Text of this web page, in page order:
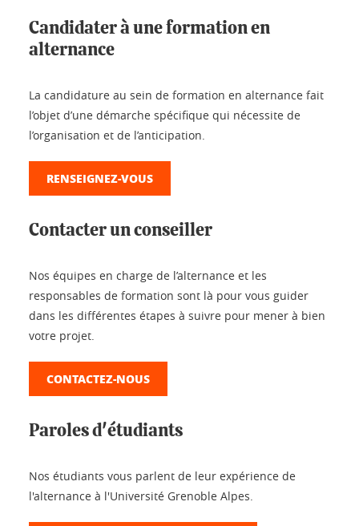
Candidater à une formation en
alternance
La candidature au sein de formation en alternance fait
l’objet d’une démarche spécifique qui nécessite de
l’organisation et de l’anticipation.
RENSEIGNEZ-VOUS
Contacter un conseiller
Nos équipes en charge de l’alternance et les
responsables de formation sont là pour vous guider
dans les différentes étapes à suivre pour mener à bien
votre projet.
CONTACTEZ-NOUS
Paroles d'étudiants
Nos étudiants vous parlent de leur expérience de
l'alternance à l'Université Grenoble Alpes.